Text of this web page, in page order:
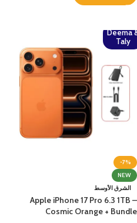
Deema
Taly
-7%
NEW
الشرق الأوسط
Apple iPhone 17 Pro 6.3 1TB –
Cosmic Orange + Bundle